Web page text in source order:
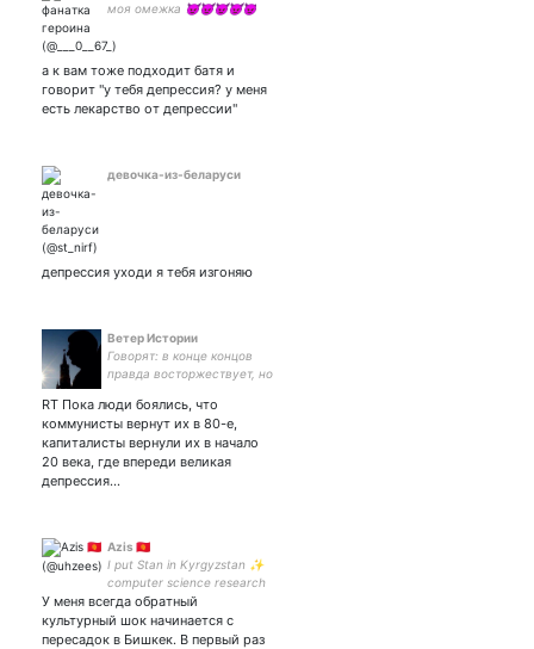
моя омежка 😈😈😈😈😈
а к вам тоже подходит батя и
говорит "у тебя депрессия? у меня
есть лекарство от депрессии"
девочка-из-беларуси
депрессия уходи я тебя изгоняю
Ветер Истории
Говорят: в конце концов
правда восторжествует, но
Павлович Чехов
RT Пока люди боялись, что
коммунисты вернут их в 80-е,
капиталисты вернули их в начало
20 века, где впереди великая
депрессия…
Azis 🇰🇬
I put Stan in Kyrgyzstan ✨
computer science research
assistant and leading
teaching assistant at |
Instagram
У меня всегда обратный
культурный шок начинается с
пересадок в Бишкек. В первый раз